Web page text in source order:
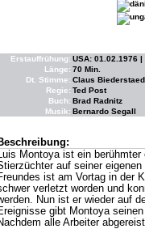
Erstauffrühung: USA: 01.02.1976 |
Länge: 70 Min.
Dt. Stimme: Claus
Regie: Ted Post
Buch: Brad Radnitz
Musik: Bernardo Segall
Montoya ist ein
auf seiner
ist am Vortag in der
verletzt worden und
Nun ist er wieder auf
gibt Montoya
alle Arbeiter